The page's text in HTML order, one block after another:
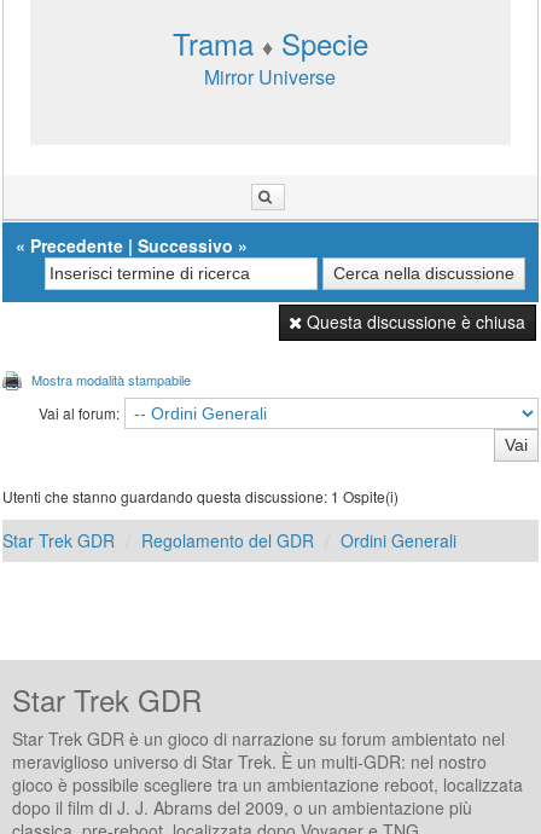
Trama ♦ Specie
Mirror Universe
« Precedente |Successivo »
Questa discussione è chiusa
Mostra modalità stampabile
Vai al forum:
Utenti che stanno guardando questa discussione: 1 Ospite(i)
Star Trek GDR Regolamento del GDR Ordini Generali
Star Trek GDR
Star Trek GDR è un gioco di narrazione su forum ambientato nel
meraviglioso universo di Star Trek. È un multi-GDR: nel nostro
gioco è possibile scegliere tra un ambientazione reboot, localizzata
dopo il film di J. J. Abrams del 2009, o un ambientazione più